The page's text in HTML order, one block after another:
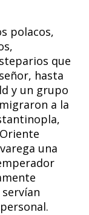
polacos,
que
hasta
y un grupo
a la
una